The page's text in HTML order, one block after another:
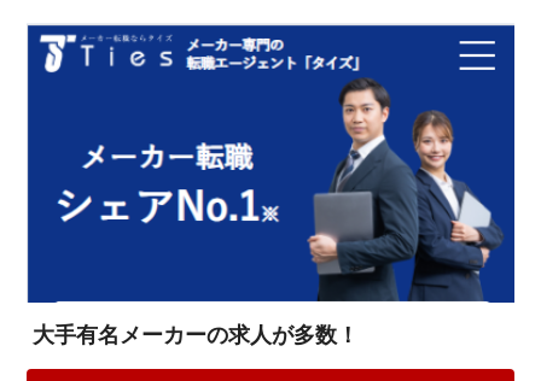
大手有名メーカーの求人が多数！